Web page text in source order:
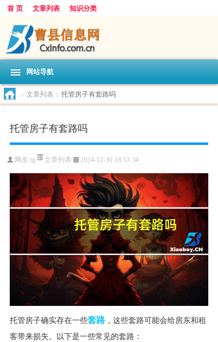
首 页 文章列表 知识分类
网站导航
> 文章列表 > 托管房子有套路吗
托管房子有套路吗
网友:tg 文章列表 2024-12-30 18:53:34
托管房子确实存在一些套路，这些套路可能会给房东和租
客带来损失。以下是一些常见的套路：